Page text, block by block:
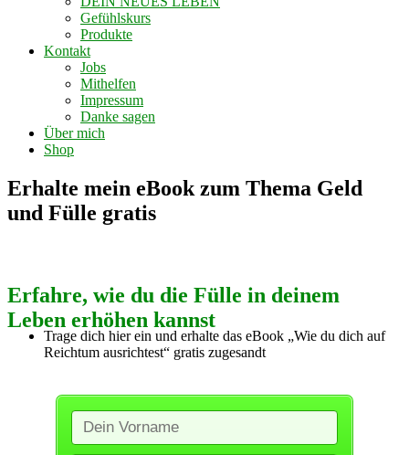
Gefühlskurs
Produkte
Kontakt
Jobs
Mithelfen
Impressum
Danke sagen
Über mich
Shop
Erhalte mein eBook zum Thema Geld
und Fülle gratis
Erfahre, wie du die Fülle in deinem
Leben erhöhen kannst
Trage dich hier ein und erhalte das eBook „Wie du dich auf
Reichtum ausrichtest“ gratis zugesandt